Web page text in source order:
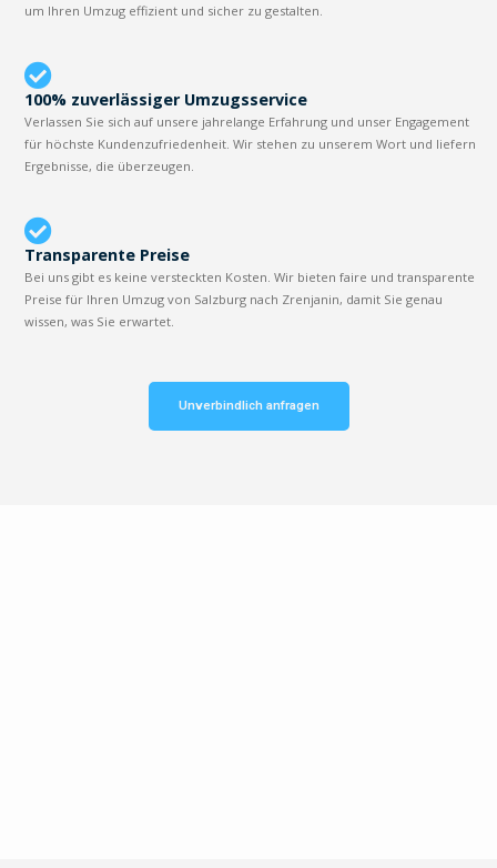
um Ihren Umzug effizient und sicher zu gestalten.
100% zuverlässiger Umzugsservice
Verlassen Sie sich auf unsere jahrelange Erfahrung und unser Engagement
für höchste Kundenzufriedenheit. Wir stehen zu unserem Wort und liefern
Ergebnisse, die überzeugen.
Transparente Preise
Bei uns gibt es keine versteckten Kosten. Wir bieten faire und transparente
Preise für Ihren Umzug von Salzburg nach Zrenjanin, damit Sie genau
wissen, was Sie erwartet.
Unverbindlich anfragen